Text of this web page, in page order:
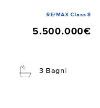
RE/MAX Class 8
5.500.000€
3 Bagni